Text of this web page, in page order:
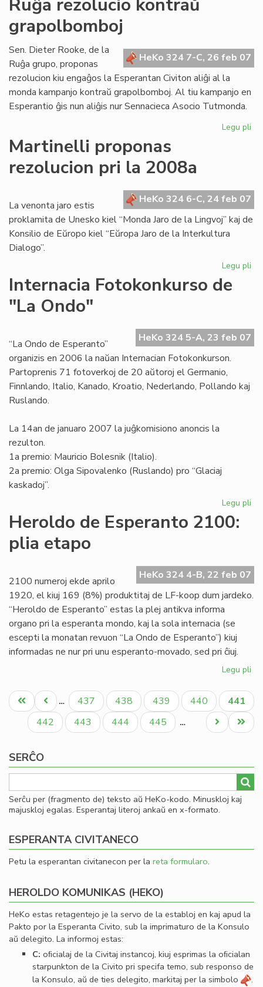
Ruĝa rezolucio kontraŭ
grapolbomboj
HeKo 324 7-C, 26 feb 07
Sen. Dieter Rooke, de la
Ruĝa grupo, proponas
rezolucion kiu engaĝos la Esperantan Civiton aliĝi al la
monda kampanjo kontraŭ grapolbomboj. Al tiu kampanjo en
Esperantio ĝis nun aliĝis nur Sennacieca Asocio Tutmonda.
Legu pli
Martinelli proponas
rezolucion pri la 2008a
HeKo 324 6-C, 24 feb 07
La venonta jaro estis
proklamita de Unesko kiel “Monda Jaro de la Lingvoj” kaj de
Konsilio de Eŭropo kiel “Eŭropa Jaro de la Interkultura
Dialogo”.
Legu pli
la
Internacia Fotokonkurso de
"La Ondo"
HeKo 324 5-A, 23 feb 07
“La Ondo de Esperanto”
organizis en 2006 la naŭan Internacian Fotokonkurson.
Partoprenis 71 fotoverkoj de 20 aŭtoroj el Germanio,
Finnlando, Italio, Kanado, Kroatio, Nederlando, Pollando kaj
Ruslando.
La 14an de januaro 2007 la juĝkomisiono anoncis la
rezulton.
1a premio: Mauricio Bolesnik (Italio).
2a premio: Olga Sipovalenko (Ruslando) pro “Glaciaj
kaskadoj”.
Legu pli
Heroldo de Esperanto 2100:
plia etapo
HeKo 324 4-B, 22 feb 07
2100 numeroj ekde aprilo
1920, el kiuj 169 (8%) produktitaj de LF-koop dum jardeko.
“Heroldo de Esperanto” estas la plej antikva informa
organo pri la esperanta mondo, kaj la sola internacia (se
escepti la monatan revuon “La Ondo de Esperanto”) kiuj
informadas ne nur pri unu esperanto-movado, sed pri ĉiuj.
Legu pli
de
Pagination
Unua
paĝo
Antaŭa
paĝo
… Paĝo
437 Paĝo
438 Paĝo
439 Paĝo
440
Aktuala
paĝo
441
Paĝo
442 Paĝo
443 Paĝo
444 Paĝo
445 …
Last
page
Next
page
SERĈO
Serĉu per (fragmento de) teksto aŭ HeKo-kodo. Minuskloj kaj
majuskloj egalas. Esperantaj literoj ankaŭ en x-formato.
ESPERANTA CIVITANECO
Petu la esperantan civitanecon per la reta formularo.
HEROLDO KOMUNIKAS (HEKO)
HeKo estas retagentejo je la servo de la establoj en kaj apud la
Pakto por la Esperanta Civito, sub la imprimaturo de la Konsulo
aŭ delegito. La informoj estas:
C: oﬁcialaj de la Civitaj instancoj, kiuj esprimas la oﬁcialan
starpunkton de la Civito pri specifa temo, sub responso de
la Konsulo, aŭ de ties delegito, markitaj per la simbolo
.